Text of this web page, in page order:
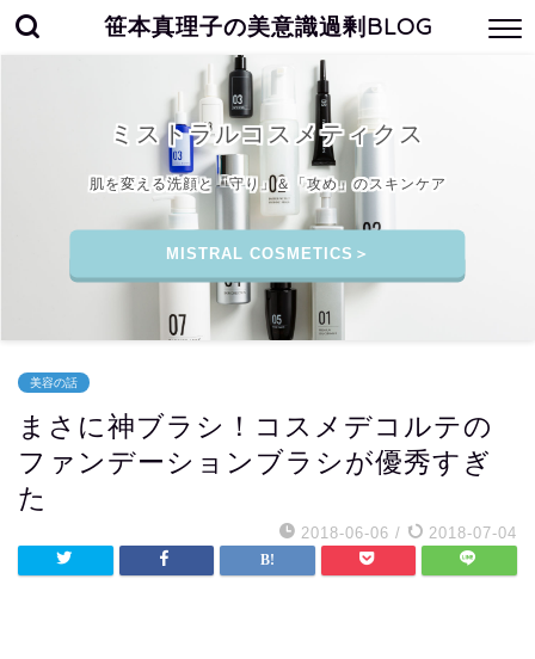
笹本真理子の美意識過剰BLOG
ミストラルコスメティクス
肌を変える洗顔と「守り」＆「攻め」のスキンケア
MISTRAL COSMETICS＞
美容の話
まさに神ブラシ！コスメデコルテの
ファンデーションブラシが優秀すぎ
た
2018-06-06 / 2018-07-04